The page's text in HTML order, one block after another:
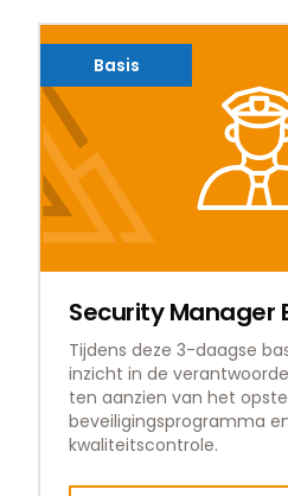
Basis
Security Manager
Tijdens deze 3-daagse
inzicht in de
ten aanzien van het
beveiligingsprogramma
kwaliteitscontrole.